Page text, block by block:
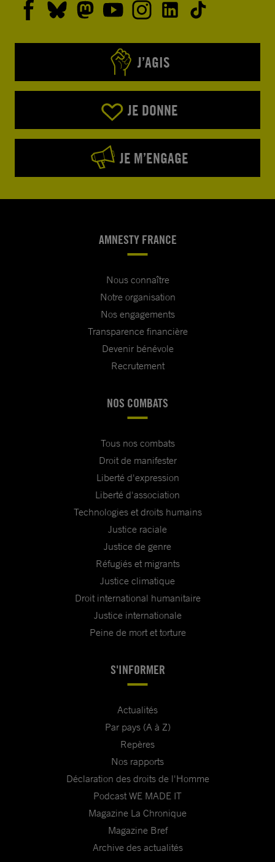
J’AGIS
JE DONNE
JE M’ENGAGE
AMNESTY FRANCE
Nous connaître
Notre organisation
Nos engagements
Transparence financière
Devenir bénévole
Recrutement
NOS COMBATS
Tous nos combats
Droit de manifester
Liberté d'expression
Liberté d'association
Technologies et droits humains
Justice raciale
Justice de genre
Réfugiés et migrants
Justice climatique
Droit international humanitaire
Justice internationale
Peine de mort et torture
S'INFORMER
Actualités
Par pays (A à Z)
Repères
Nos rapports
Déclaration des droits de l'Homme
Podcast WE MADE IT
Magazine La Chronique
Magazine Bref
Archive des actualités